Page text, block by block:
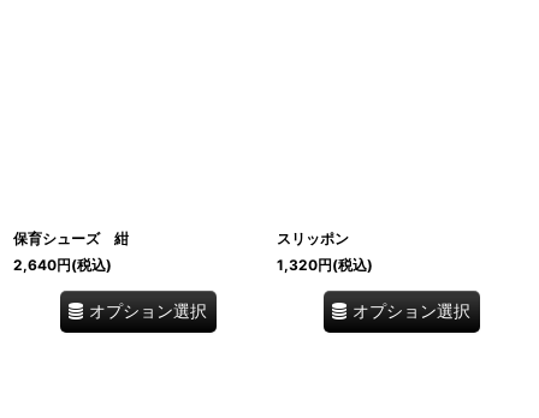
保育シューズ 紺
2,640円(税込)
オプション選択
スリッポン
1,320円(税込)
オプション選択